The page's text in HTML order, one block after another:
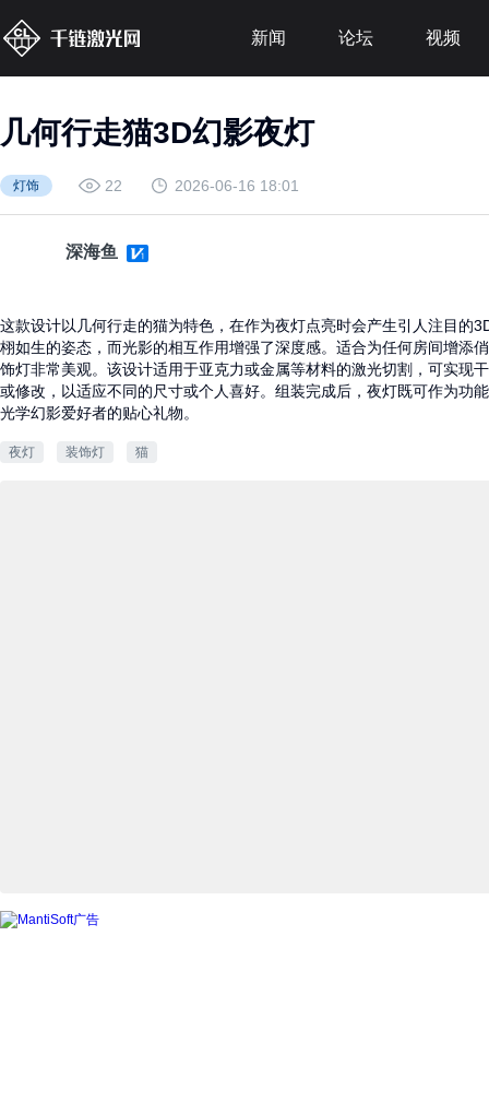
新闻 论坛 视频
几何行走猫3D幻影夜灯
灯饰 22 2026-06-16 18:01
深海鱼
这款设计以几何行走的猫为特色，在作为夜灯点亮时会产生引人注目的
栩如生的姿态，而光影的相互作用增强了深度感。适合为任何房间增添
饰灯非常美观。该设计适用于亚克力或金属等材料的激光切割，可实现
或修改，以适应不同的尺寸或个人喜好。组装完成后，夜灯既可作为功
光学幻影爱好者的贴心礼物。
夜灯 装饰灯 猫